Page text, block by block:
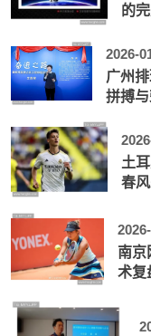
的
2026-
广州
拼搏
土
春
南京
术复